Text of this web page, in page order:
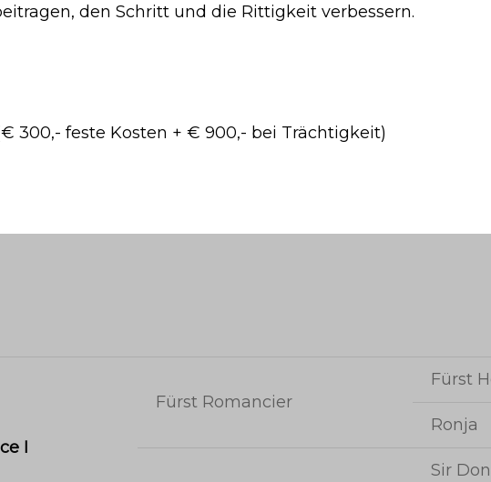
den Schritt und die Rittigkeit verbessern.
300,- feste Kosten + € 900,- bei Trächtigkeit)
I
Fürst Romancier
Fürst
Ronja
Sir